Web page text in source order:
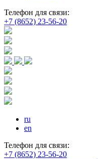
Телефон для связи:
+7 (8652) 23-56-20
ru
en
Телефон для связи:
+7 (8652) 23-56-20